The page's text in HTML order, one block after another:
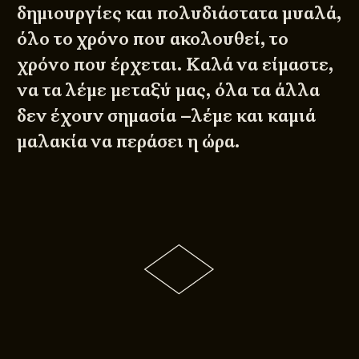
δημιουργίες και πολυδιάστατα μυαλά,
όλο το χρόνο που ακολουθεί, το
χρόνο που έρχεται. Καλά να είμαστε,
να τα λέμε μεταξύ μας, όλα τα άλλα
δεν έχουν σημασία –λέμε και καμιά
μαλακία να περάσει η ώρα.